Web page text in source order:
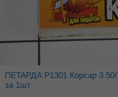
ПЕТАРДА Р1301 Корсар 3 50/10/10/ТОЛЬКО 10/цена
за 1шт